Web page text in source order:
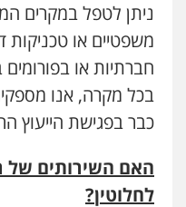
ניתן לטפל במקרים
משפטיים או
חברתיות או
בכל מקרה, אנו
כבר בפגישת הייעוץ
האם השירותים של
לחלוטין?